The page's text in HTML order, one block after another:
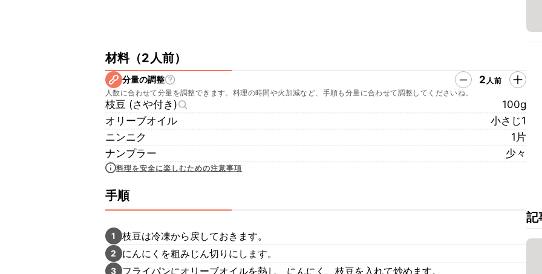
材料（2人前）
分量の調整 2 人前
人数に合わせて分量を調整できます。料理の時間や火加減など、手順も分量に合わせて調整してくださいね。
枝豆 (さや付き)
100g
オリーブオイル
小さじ1
ニンニク
1片
ナンプラー
少々
料理を安全に楽しむための注意事項
手順
1 枝豆は冷凍から戻しておきます。
2 にんにくを粗みじん切りにします。
3 フライパンにオリーブオイルを熱し、にんにく、枝豆を入れて炒めます。
記